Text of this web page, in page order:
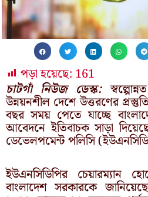
পড়া হয়েছে: 161
চাটগাঁ নিউজ ডেস্ক:
উন্নয়নশীল দেশে উত্তরণের
বছর সময় পেতে যাচ্ছে
আবেদনে ইতিবাচক সাড়া
ডেভেলপমেন্ট পলিসি
ইউএনসিডিপির চেয়ারম্যান
বাংলাদেশ সরকারকে